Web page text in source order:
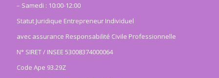
– Samedi : 10:00-12:00
Statut Juridique Entrepreneur Individuel
avec assurance Responsabilité Civile Professionnelle
N° SIRET / INSEE 53008374000064
Code Ape 93.29Z